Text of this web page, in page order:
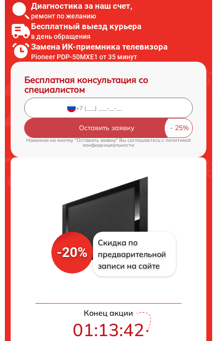
Диагностика за наш счет,
ремонт по желанию
Бесплатный выезд курьера
в день обращения
Замена ИК-приемника телевизора
Pioneer PDP-50MXE1 от 35 минут
Бесплатная консультация со
специалистом
Оставить заявку
Нажимая на кнопку "Оставить заявку" Вы соглашаетесь cполитикой
конфиденциальности
-20%
Скидка по
предварительной
записи на сайте
Конец акции
01:13:41